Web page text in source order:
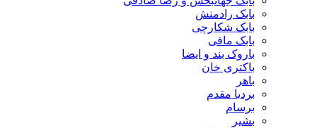
بابک رادمنش
بابک شکارچی
بابک مافی
باروک بند و ایضا
باکتری خان
باهر
بردیا مقدم
برسام
بشیر